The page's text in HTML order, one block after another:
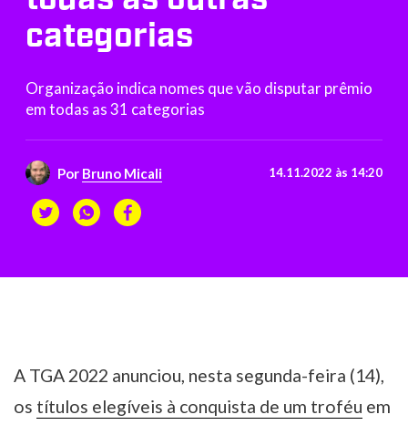
categorias
Organização indica nomes que vão disputar prêmio
em todas as 31 categorias
Por Bruno Micali 14.11.2022 às 14:20
A TGA 2022 anunciou, nesta segunda-feira (14),
os títulos elegíveis à conquista de um troféu em